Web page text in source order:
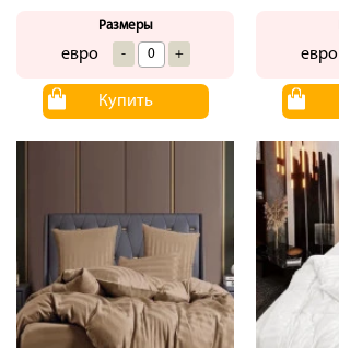
Размеры
евро - +
Купить
евро